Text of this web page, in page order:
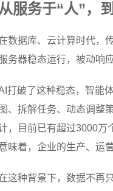
从服务于“人”，
数据库、云计算时代，
务器稳态运行，被动响
打破了这种稳态，智能
图、拆解任务、动态调整
，目前已有超过3000万
味着，企业的生产、运
这种背景下，数据不再